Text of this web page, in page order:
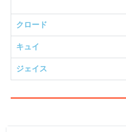
クロード
キュイ
ジェイス